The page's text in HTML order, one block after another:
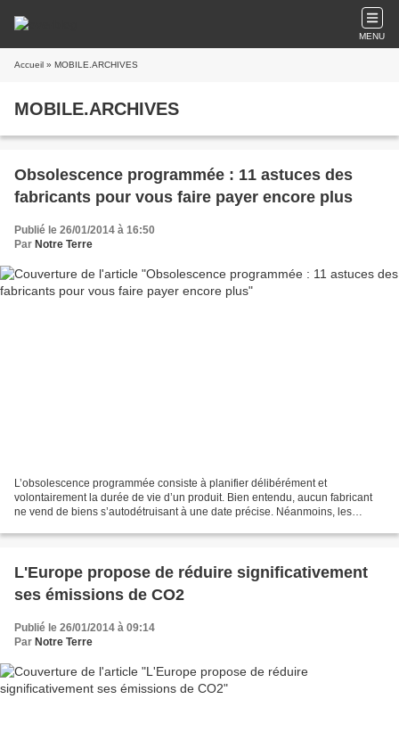
MENU
Accueil » MOBILE.ARCHIVES
MOBILE.ARCHIVES
Obsolescence programmée : 11 astuces des
fabricants pour vous faire payer encore plus
Publié le 26/01/2014 à 16:50
Par Notre Terre
L’obsolescence programmée consiste à planifier délibérément et
volontairement la durée de vie d’un produit. Bien entendu, aucun fabricant
ne vend de biens s’autodétruisant à une date précise. Néanmoins, les
L'Europe propose de réduire significativement
ses émissions de CO2
Publié le 26/01/2014 à 09:14
Par Notre Terre